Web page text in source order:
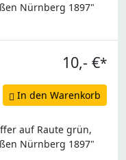
Nürnberg 1897"
10,- €*
In den Warenkorb
auf Raute grün,
Nürnberg 1897"